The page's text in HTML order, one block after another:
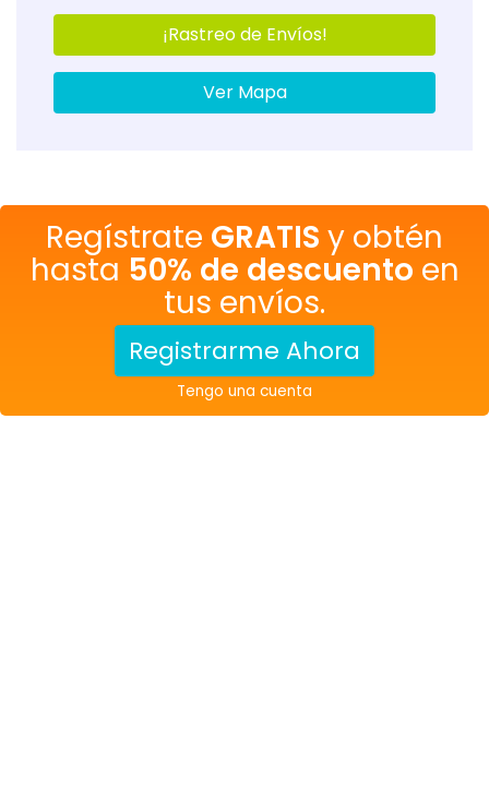
¡Rastreo de Envíos!
Ver Mapa
Regístrate GRATIS y obtén
hasta 50% de descuento en
tus envíos.
Registrarme Ahora
Tengo una cuenta